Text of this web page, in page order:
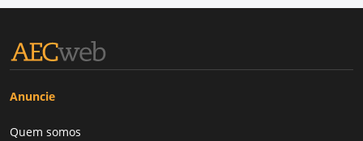
Anuncie
Quem somos